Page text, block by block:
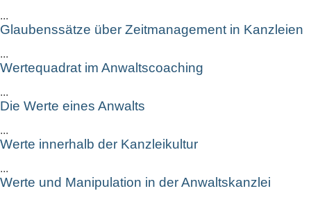
...
Glaubenssätze über Zeitmanagement in Kanzleien
...
Wertequadrat im Anwaltscoaching
...
Die Werte eines Anwalts
...
Werte innerhalb der Kanzleikultur
...
Werte und Manipulation in der Anwaltskanzlei